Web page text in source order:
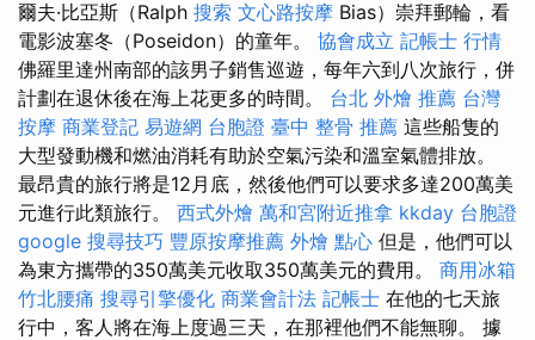
爾夫·比亞斯（Ralph 搜索 文心路按摩 Bias）崇拜郵輪，看
電影波塞冬（Poseidon）的童年。 協會成立 記帳士 行情
佛羅里達州南部的該男子銷售巡遊，每年六到八次旅行，併
計劃在退休後在海上花更多的時間。 台北 外燴 推薦 台灣
按摩 商業登記 易遊網 台胞證 臺中 整骨 推薦 這些船隻的
大型發動機和燃油消耗有助於空氣污染和溫室氣體排放。
最昂貴的旅行將是12月底，然後他們可以要求多達200萬美
元進行此類旅行。 西式外燴 萬和宮附近推拿 kkday 台胞證
google 搜尋技巧 豐原按摩推薦 外燴 點心 但是，他們可以
為東方攜帶的350萬美元收取350萬美元的費用。 商用冰箱
竹北腰痛 搜尋引擎優化 商業會計法 記帳士 在他的七天旅
行中，客人將在海上度過三天，在那裡他們不能無聊。 據